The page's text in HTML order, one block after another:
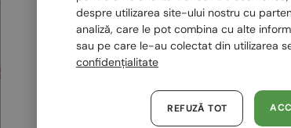
2-4 ZILE
Polska / PL
Magyarország / HU
Austria / AT
despre utilizarea site-ului nostru cu
analiză, care le pot combina cu alte
sau pe care le-au colectat din utilizarea
confidențialitate
REFUZĂ TOT